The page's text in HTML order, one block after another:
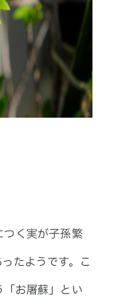
つく実が子孫繁
たようです。こ
「お屠蘇」とい